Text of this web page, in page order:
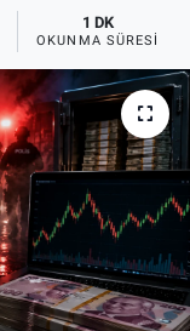
1 DK
OKUNMA SÜRESI